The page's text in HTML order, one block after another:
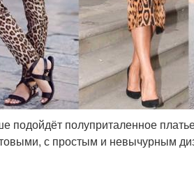
подойдёт полуприталенное
с простым и невычурным